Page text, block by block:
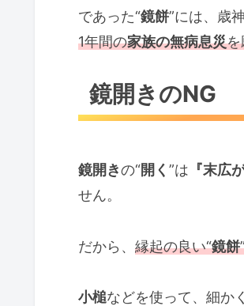
であった“鏡餅”には、歳
1年間の家族の無病息災を
鏡開きのNG
鏡開きの“開く ”は 『末広
せん。
だから、 縁起の良い“鏡餅
小槌などを使って、細か